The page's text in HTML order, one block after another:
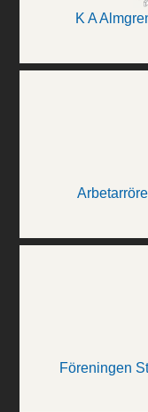
K A
Föreningen